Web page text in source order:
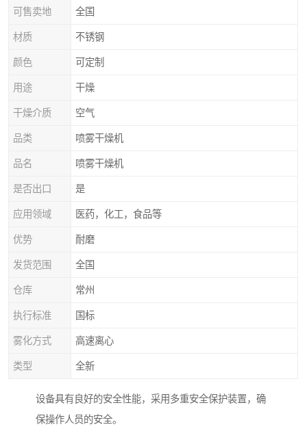
可售卖地 全国
材质 不锈钢
颜色 可定制
用途 干燥
干燥介质 空气
品类 喷雾干燥机
品名 喷雾干燥机
是否出口 是
应用领域 医药，化工，食品等
优势 耐磨
发货范围 全国
仓库 常州
执行标准 国标
雾化方式 高速离心
类型 全新
设备具有良好的安全性能，采用多重安全保护装置，确
保操作人员的安全。